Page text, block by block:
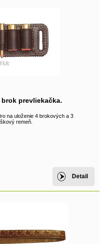
prevliekačka.
na uloženie 4 brokových a 3
remeň.
Detail